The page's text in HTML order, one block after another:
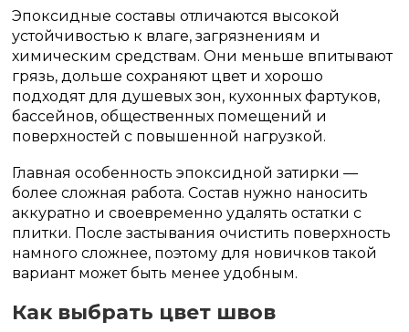
Эпоксидные составы отличаются высокой
устойчивостью к влаге, загрязнениям и
химическим средствам. Они меньше впитывают
грязь, дольше сохраняют цвет и хорошо
подходят для душевых зон, кухонных фартуков,
бассейнов, общественных помещений и
поверхностей с повышенной нагрузкой.
Главная особенность эпоксидной затирки —
более сложная работа. Состав нужно наносить
аккуратно и своевременно удалять остатки с
плитки. После застывания очистить поверхность
намного сложнее, поэтому для новичков такой
вариант может быть менее удобным.
Как выбрать цвет швов